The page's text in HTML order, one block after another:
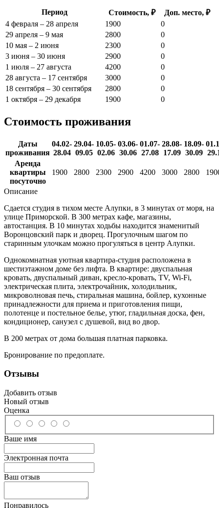
Период Стоимость, ₽
Доп. место, ₽
4 февраля – 28 апреля
1900
0
29 апреля – 9 мая
2800
0
10 мая – 2 июня
2300
0
3 июня – 30 июня
2900
0
1 июля – 27 августа
4200
0
28 августа – 17 сентября
3000
0
18 сентября – 30 сентября
2800
0
1 октября – 29 декабря
1900 0
Стоимость проживания
Даты
проживания
04.02-
28.04
29.04-
09.05
10.05-
02.06
03.06-
30.06
01.07-
27.08
28.08-
17.09
18.09-
30.09
Аренда
квартиры
посуточно
1900 2800 2300 2900 4200 3000 2800
Описание
Сдается студия в тихом месте Алупки, в 3 минутах от моря, на
улице Приморской. В 300 метрах кафе, магазины,
автостанция. В 10 минутах ходьбы находится знаменитый
Воронцовский парк и дворец. Прогулочным шагом по
старинным улочкам можно прогуляться в центр Алупки.
Однокомнатная уютная квартира-студия расположена в
шестиэтажном доме без лифта. В квартире: двуспальная
кровать, двуспальный диван, кресло-кровать, TV, Wi-Fi,
электрическая плита, электрочайник, холодильник,
микроволновая печь, стиральная машина, бойлер, кухонные
принадлежности для приема и приготовления пищи,
полотенце и постельное белье, утюг, гладильная доска, фен,
кондиционер, санузел с душевой, вид во двор.
В 200 метрах от дома большая платная парковка.
Бронирование по предоплате.
Отзывы
Добавить отзыв
Новый отзыв
Оценка
Ваше имя
Электронная почта
Ваш отзыв
Понравилось